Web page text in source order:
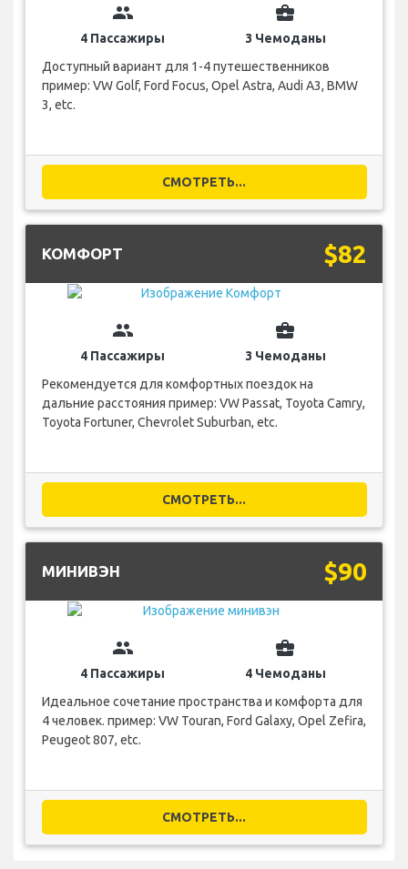
group
4 Пассажиры
business_center
3 Чемоданы
Доступный вариант для 1-4 путешественников
пример: VW Golf, Ford Focus, Opel Astra, Audi A3, BMW
3, etc.
СМОТРЕТЬ...
КОМФОРТ $82
group
4 Пассажиры
business_center
3 Чемоданы
Рекомендуется для комфортных поездок на
дальние расстояния пример: VW Passat, Toyota Camry,
Toyota Fortuner, Chevrolet Suburban, etc.
СМОТРЕТЬ...
МИНИВЭН $90
group
4 Пассажиры
business_center
4 Чемоданы
Идеальное сочетание пространства и комфорта для
4 человек. пример: VW Touran, Ford Galaxy, Opel Zefira,
Peugeot 807, etc.
СМОТРЕТЬ...